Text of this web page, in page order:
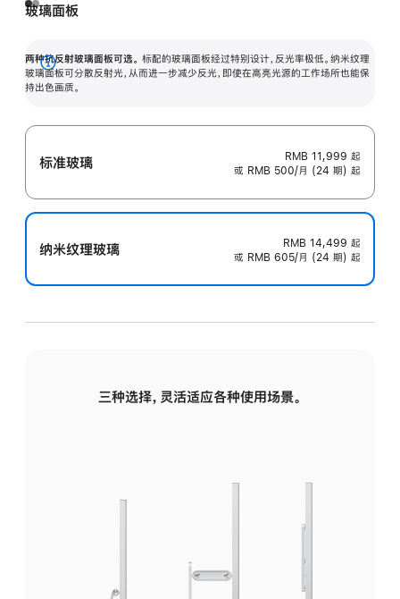
玻璃面板
两种抗反射玻璃面板可选。 标配的玻璃面板经过特别设计，反光率极低。纳米纹理
玻璃面板可分散反射光，从而进一步减少反光，即使在高亮光源的工作场所也能保
持出色画质。
展
开
标准玻璃 RMB 11,999 起
或 RMB 500/月 (24 期) 起
纳米纹理玻璃 RMB 14,499 起
或 RMB 605/月 (24 期) 起
三种选择，灵活适应各种使用场景。